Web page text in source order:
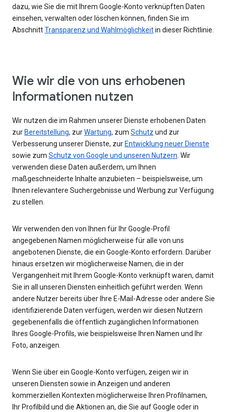
dazu, wie Sie die mit Ihrem Google-Konto verknüpften Daten
einsehen, verwalten oder löschen können, finden Sie im
AbschnittTransparenz und Wahlmöglichkeitin dieser Richtlinie.
Wie wir die von uns erhobenen
Informationen nutzen
Wir nutzen die im Rahmen unserer Dienste erhobenen Daten
zur Bereitstellung, zurWartung, zum Schutz und zur
Verbesserung unserer Dienste, zur Entwicklung neuer Dienste
sowie zum Schutz von Google und unseren Nutzern. Wir
verwenden diese Daten außerdem, um Ihnen
maßgeschneiderte Inhalte anzubieten – beispielsweise, um
Ihnen relevantere Suchergebnisse und Werbung zur Verfügung
zu stellen.
Wir verwenden den von Ihnen für Ihr Google-Profil
angegebenen Namen möglicherweise für alle von uns
angebotenen Dienste, die ein Google-Konto erfordern. Darüber
hinaus ersetzen wir möglicherweise Namen, die in der
Vergangenheit mit Ihrem Google-Konto verknüpft waren, damit
Sie in all unseren Diensten einheitlich geführt werden. Wenn
andere Nutzer bereits über Ihre E-Mail-Adresse oder andere Sie
identifizierende Daten verfügen, werden wir diesen Nutzern
gegebenenfalls die öffentlich zugänglichen Informationen
Ihres Google-Profils, wie beispielsweise Ihren Namen und Ihr
Foto, anzeigen.
Wenn Sie über ein Google-Konto verfügen, zeigen wir in
unseren Diensten sowie in Anzeigen und anderen
kommerziellen Kontexten möglicherweise Ihren Profilnamen,
Ihr Profilbild und die Aktionen an, die Sie auf Google oder in